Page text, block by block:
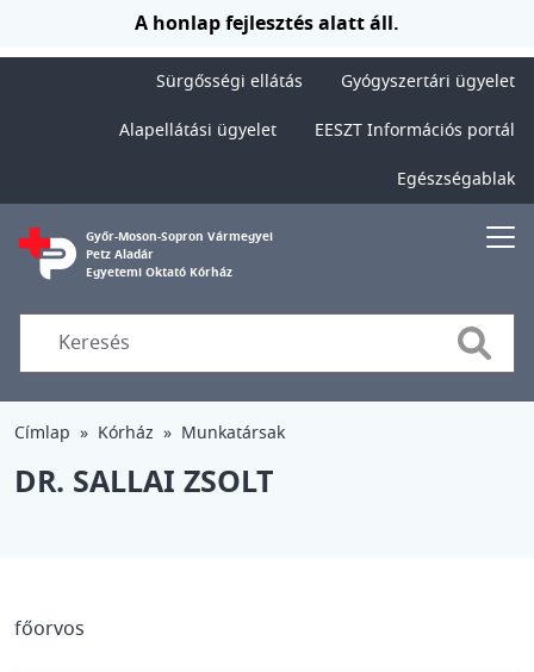
Ugrás a tartalomraA honlap fejlesztés alatt áll.
Sürgősségi ellátás
Gyógyszertári ügyelet
Alapellátási ügyelet
EESZT Információs portál
Egészségablak
Győr-Moson-Sopron Vármegyei
Petz Aladár
Egyetemi Oktató Kórház
Search
Címlap Kórház Munkatársak
DR. SALLAI ZSOLT
főorvos